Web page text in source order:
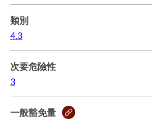
類別
4.3
次要危險性
3
一般豁免量